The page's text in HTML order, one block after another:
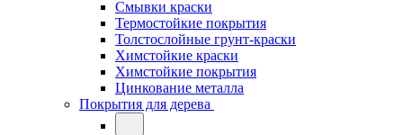
Смывки краски
Термостойкие покрытия
Толстослойные грунт-краски
Химстойкие краски
Химстойкие покрытия
Цинкование металла
Покрытия для дерева